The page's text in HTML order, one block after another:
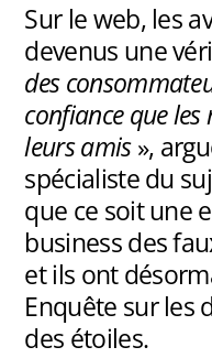
Sur le web, les
devenus une
des
confiance que
leurs amis»,
spécialiste du
que ce soit une
business des
et ils ont
Enquête sur les
des étoiles.